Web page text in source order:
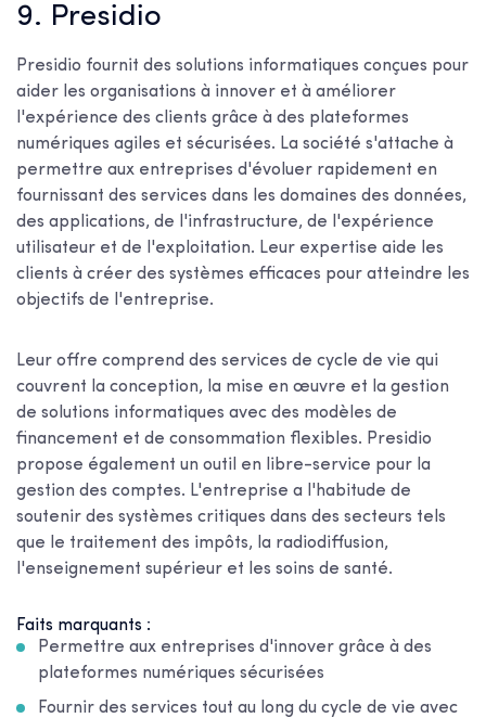
9. Presidio
Presidio fournit des solutions informatiques conçues pour
aider les organisations à innover et à améliorer
l'expérience des clients grâce à des plateformes
numériques agiles et sécurisées. La société s'attache à
permettre aux entreprises d'évoluer rapidement en
fournissant des services dans les domaines des données,
des applications, de l'infrastructure, de l'expérience
utilisateur et de l'exploitation. Leur expertise aide les
clients à créer des systèmes efficaces pour atteindre les
objectifs de l'entreprise.
Leur offre comprend des services de cycle de vie qui
couvrent la conception, la mise en œuvre et la gestion
de solutions informatiques avec des modèles de
financement et de consommation flexibles. Presidio
propose également un outil en libre-service pour la
gestion des comptes. L'entreprise a l'habitude de
soutenir des systèmes critiques dans des secteurs tels
que le traitement des impôts, la radiodiffusion,
l'enseignement supérieur et les soins de santé.
Faits marquants :
Permettre aux entreprises d'innover grâce à des
plateformes numériques sécurisées
Fournir des services tout au long du cycle de vie avec